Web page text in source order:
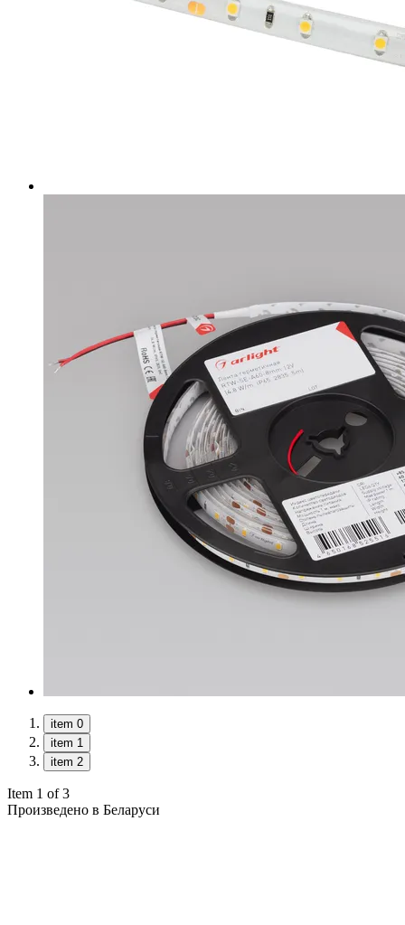
item 0
item 1
item 2
Item 1 of 3
Произведено в Беларуси